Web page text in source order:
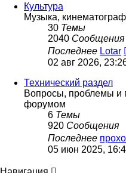
Культура
Музыка,
30 Темы
2040 Сообщения
Последнее Lotar
02 авг 2026,
Технический раздел
Вопросы, проблемы и
форумом
6 Темы
920 Сообщения
Последнее
05 июн 2025,